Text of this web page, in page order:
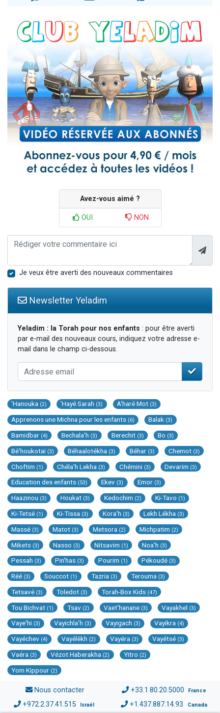
3 personnes viennent de nous rejoindre sur WhatsApp
3 personnes viennent de faire un don pour 5 jours de vacances aux Orphelins
Odaya vient de donner son Maasser
2 personnes viennent de faire un don pour Tsédaka : pauvres d'Israel
Avez-vous aimé ?
OUI NON
Je veux être averti des nouveaux commentaires
Newsletter Yeladim
Yeladim : la Torah pour nos enfants : pour être averti
par e-mail des nouveaux cours, indiquez votre adresse e-
mail dans le champ ci-dessous.
'Hanouka (2) 'Hayé Sarah (3) A'haré Mot (3)
Apprenons une Michna pour les enfants (6) Balak (3)
Bamidbar (4) Bechala'h (3) Berechit (3) Bo (3)
Bé'houkotaï (3) Béhaalotékha (3) Béhar (3) Chemot (3)
Choftim (1) Chéla'h Lekha (3) Chémini (3) Devarim (3)
Education des enfants (53) Ekev (3) Emor (3)
Haazinou (3) Houkat (3) Kedochim (2) Ki-Tavo (1)
Ki-Tetsé (1) Ki-Tissa (3) Kora'h (3) Lekh Lékha (3)
Massé (3) Matot (3) Metsora (2) Michpatim (2)
Mikets (3) Nasso (3) Nitsavim (1) Noa'h (3)
Pessah (3) Pin'has (3) Pourim (1) Pékoudé (3)
Réé (3) Souccot (1) Tazria (3) Terouma (3)
Tetsavé (3) Toledot (3) Torah-Box Kids (47)
Tou Bichvat (1) Tsav (2) Vaet'hanane (3) Vayakhel (3)
Vaye'hi (3) Vayichla'h (3) Vayigach (3) Vayikra (4)
Vayéchev (4) Vayélèkh (2) Vayéra (3) Vayétsé (3)
Vaéra (3) Vézot Haberakha (2) Yitro (2)
Yom Kippour (2)
Nous contacter +33.1.80.20.5000 France
+972.2.37.41.515 Israël +1.437.887.14.93 Canada